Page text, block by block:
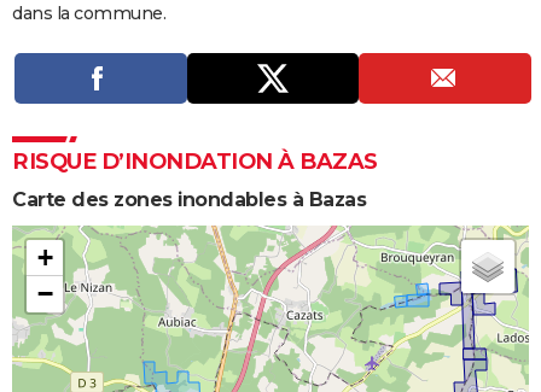
FORUM
Bricolage
Lifestyle
Culture
Sport
Auto
Television
Voyage
Cinema
dans la commune.
RISQUE D’INONDATION À BAZAS
Carte des zones inondables à Bazas
+
−